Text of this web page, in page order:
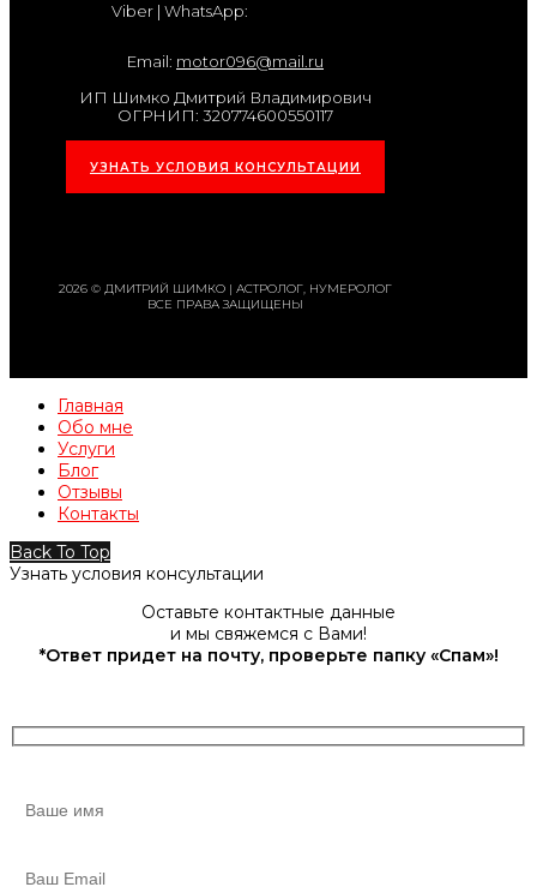
Viber | WhatsApp:
Email: motor096@mail.ru
ИП Шимко Дмитрий Владимирович
ОГРНИП: 320774600550117
УЗНАТЬ УСЛОВИЯ КОНСУЛЬТАЦИИ
2026 © ДМИТРИЙ ШИМКО | АСТРОЛОГ, НУМЕРОЛОГ
ВСЕ ПРАВА ЗАЩИЩЕНЫ
Главная
Обо мне
Услуги
Блог
Отзывы
Контакты
Back To Top
Узнать условия консультации
Оставьте контактные данные
и мы свяжемся с Вами!
*Ответ придет на почту, проверьте папку «Спам»!